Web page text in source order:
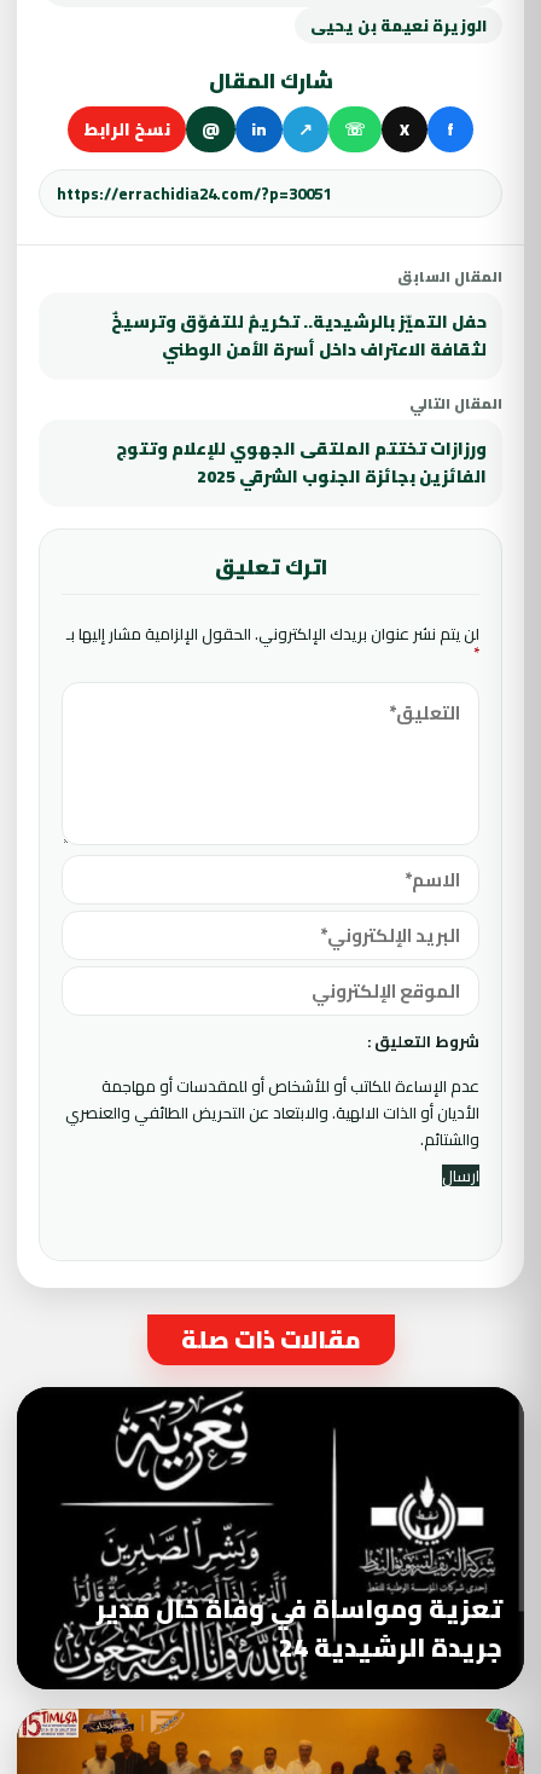
الوزيرة نعيمة بن يحيى
شارك المقال
f
X
☏
↗
in
@ نسخ الرابط
المقال السابق
حفل التميّز بالرشيدية.. تكريمٌ للتفوّق وترسيخٌ
لثقافة الاعتراف داخل أسرة الأمن الوطني
المقال التالي
ورزازات تختتم الملتقى الجهوي للإعلام وتتوج
الفائزين بجائزة الجنوب الشرقي 2025
اترك تعليق
لن يتم نشر عنوان بريدك الإلكتروني.الحقول الإلزامية مشار إليها بـ
*
شروط التعليق :
عدم الإساءة للكاتب أو للأشخاص أو للمقدسات أو مهاجمة
الأديان أو الذات الالهية. والابتعاد عن التحريض الطائفي والعنصري
والشتائم.
مقالات ذات صلة
تعزية ومواساة في وفاة خال مدير
جريدة الرشيدية 24